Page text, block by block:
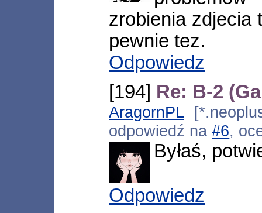
zrobienia zdjecia
pewnie tez.
Odpowiedz
[194] Re: B-2
AragornPL
odpowiedź na#6,
Byłaś,
Odpowiedz